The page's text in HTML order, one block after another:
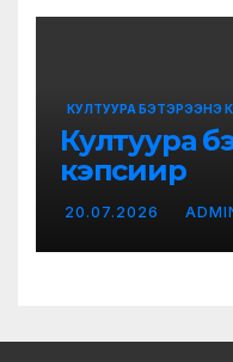
КУЛТУУРА БЭТЭРЭЭНЭ
Култуура
кэпсиир
20.07.2026